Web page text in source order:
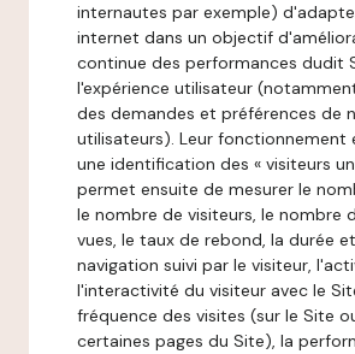
internautes par exemple)
internet dans un objectif
continue des performances dudit
l'expérience utilisateur
des demandes et préférences de
utilisateurs). Leur fonctionnement
une identification des « visiteurs
permet ensuite de mesurer le
le nombre de visiteurs, le nombre
vues, le taux de rebond, la durée
navigation suivi par le visiteur,
l'interactivité du visiteur avec le
fréquence des visites (sur le Site
certaines pages du Site), la